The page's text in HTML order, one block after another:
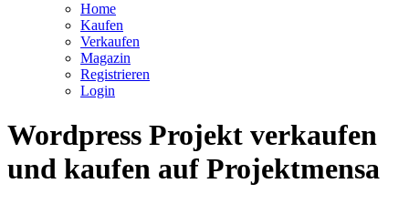
Home
Kaufen
Verkaufen
Magazin
Registrieren
Login
Wordpress Projekt verkaufen
und kaufen auf Projektmensa